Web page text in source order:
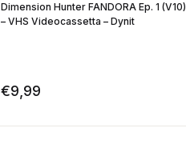
Dimension Hunter FANDORA Ep. 1 (V10)
– VHS Videocassetta – Dynit
€9,99